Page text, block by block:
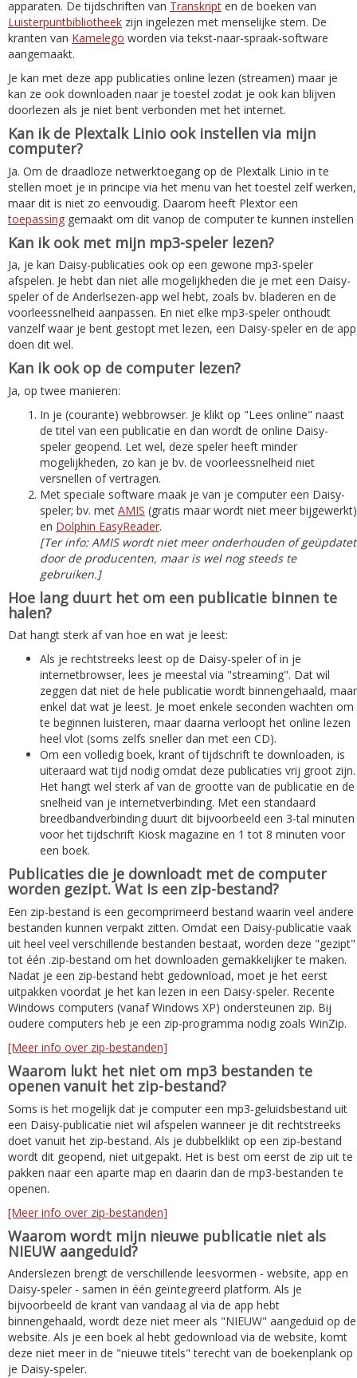
apparaten. De tijdschriften van Transkript en de boeken van
Luisterpuntbibliotheek zijn ingelezen met menselijke stem. De
kranten van Kamelego worden via tekst-naar-spraak-software
aangemaakt.
Je kan met deze app publicaties online lezen (streamen) maar je
kan ze ook downloaden naar je toestel zodat je ook kan blijven
doorlezen als je niet bent verbonden met het internet.
Kan ik de Plextalk Linio ook instellen via mijn
computer?
Ja. Om de draadloze netwerktoegang op de Plextalk Linio in te
stellen moet je in principe via het menu van het toestel zelf werken,
maar dit is niet zo eenvoudig. Daarom heeft Plextor een
toepassing gemaakt om dit vanop de computer te kunnen instellen
Kan ik ook met mijn mp3-speler lezen?
Ja, je kan Daisy-publicaties ook op een gewone mp3-speler
afspelen. Je hebt dan niet alle mogelijkheden die je met een Daisy-
speler of de Anderlsezen-app wel hebt, zoals bv. bladeren en de
voorleessnelheid aanpassen. En niet elke mp3-speler onthoudt
vanzelf waar je bent gestopt met lezen, een Daisy-speler en de app
doen dit wel.
Kan ik ook op de computer lezen?
Ja, op twee manieren:
In je (courante) webbrowser. Je klikt op "Lees online" naast
de titel van een publicatie en dan wordt de online Daisy-
speler geopend. Let wel, deze speler heeft minder
mogelijkheden, zo kan je bv. de voorleessnelheid niet
versnellen of vertragen.
Met speciale software maak je van je computer een Daisy-
speler; bv. met AMIS (gratis maar wordt niet meer bijgewerkt)
en Dolphin EasyReader.
[Ter info: AMIS wordt niet meer onderhouden of geüpdatet
door de producenten, maar is wel nog steeds te
gebruiken.]
Hoe lang duurt het om een publicatie binnen te
halen?
Dat hangt sterk af van hoe en wat je leest:
Als je rechtstreeks leest op de Daisy-speler of in je
internetbrowser, lees je meestal via "streaming". Dat wil
zeggen dat niet de hele publicatie wordt binnengehaald, maar
enkel dat wat je leest. Je moet enkele seconden wachten om
te beginnen luisteren, maar daarna verloopt het online lezen
heel vlot (soms zelfs sneller dan met een CD).
Om een volledig boek, krant of tijdschrift te downloaden, is
uiteraard wat tijd nodig omdat deze publicaties vrij groot zijn.
Het hangt wel sterk af van de grootte van de publicatie en de
snelheid van je internetverbinding. Met een standaard
breedbandverbinding duurt dit bijvoorbeeld een 3-tal minuten
voor het tijdschrift Kiosk magazine en 1 tot 8 minuten voor
een boek.
Publicaties die je downloadt met de computer
worden gezipt. Wat is een zip-bestand?
Een zip-bestand is een gecomprimeerd bestand waarin veel andere
bestanden kunnen verpakt zitten. Omdat een Daisy-publicatie vaak
uit heel veel verschillende bestanden bestaat, worden deze "gezipt"
tot één .zip-bestand om het downloaden gemakkelijker te maken.
Nadat je een zip-bestand hebt gedownload, moet je het eerst
uitpakken voordat je het kan lezen in een Daisy-speler. Recente
Windows computers (vanaf Windows XP) ondersteunen zip. Bij
oudere computers heb je een zip-programma nodig zoals WinZip.
[Meer info over zip-bestanden]
Waarom lukt het niet om mp3 bestanden te
openen vanuit het zip-bestand?
Soms is het mogelijk dat je computer een mp3-geluidsbestand uit
een Daisy-publicatie niet wil afspelen wanneer je dit rechtstreeks
doet vanuit het zip-bestand. Als je dubbelklikt op een zip-bestand
wordt dit geopend, niet uitgepakt. Het is best om eerst de zip uit te
pakken naar een aparte map en daarin dan de mp3-bestanden te
openen.
[Meer info over zip-bestanden]
Waarom wordt mijn nieuwe publicatie niet als
NIEUW aangeduid?
Anderslezen brengt de verschillende leesvormen - website, app en
Daisy-speler - samen in één geïntegreerd platform. Als je
bijvoorbeeld de krant van vandaag al via de app hebt
binnengehaald, wordt deze niet meer als "NIEUW" aangeduid op de
website. Als je een boek al hebt gedownload via de website, komt
deze niet meer in de "nieuwe titels" terecht van de boekenplank op
je Daisy-speler.